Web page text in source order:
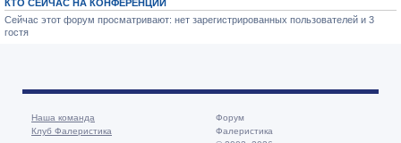
КТО СЕЙЧАС НА КОНФЕРЕНЦИИ
Сейчас этот форум просматривают: нет зарегистрированных пользователей и 3
гостя
Наша команда
Клуб Фалеристика
Форум
Фалеристика